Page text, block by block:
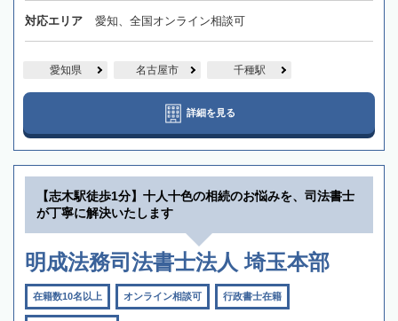
対応エリア 愛知、全国オンライン相談可
愛知県 名古屋市 千種駅
詳細を見る
【志木駅徒歩1分】十人十色の相続のお悩みを、司法書士
が丁寧に解決いたします
明成法務司法書士法人 埼玉本部
在籍数10名以上 オンライン相談可 行政書士在籍